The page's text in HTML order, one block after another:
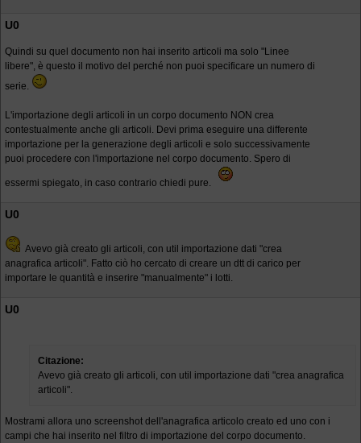
U0
Quindi su quel documento non hai inserito articoli ma solo "Linee
libere", è questo il motivo del perché non puoi specificare un numero di
serie.
L'importazione degli articoli in un corpo documento NON crea
contestualmente anche gli articoli. Devi prima eseguire una differente
importazione per la generazione degli articoli e solo successivamente
puoi procedere con l'importazione nel corpo documento. Spero di
essermi spiegato, in caso contrario chiedi pure.
U0
Avevo già creato gli articoli, con util importazione dati "crea
anagrafica articoli". Fatto ciò ho cercato di creare un dtt di carico per
importare le quantità e inserire "manualmente" i lotti.
U0
Citazione:
Avevo già creato gli articoli, con util importazione dati "crea anagrafica
articoli".
Mostrami allora uno screenshot dell'anagrafica articolo creato ed uno con i
campi che hai inserito nel filtro di importazione del corpo documento.